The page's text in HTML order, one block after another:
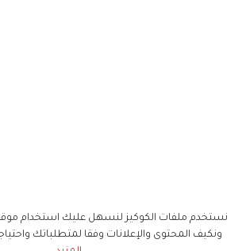
نستخدم ملفات الكوكيز لنسهل عليك استخدام
ونكيف المحتوى والإعلانات وفقا لمتطلباتك